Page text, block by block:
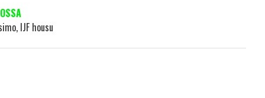
IJF housu